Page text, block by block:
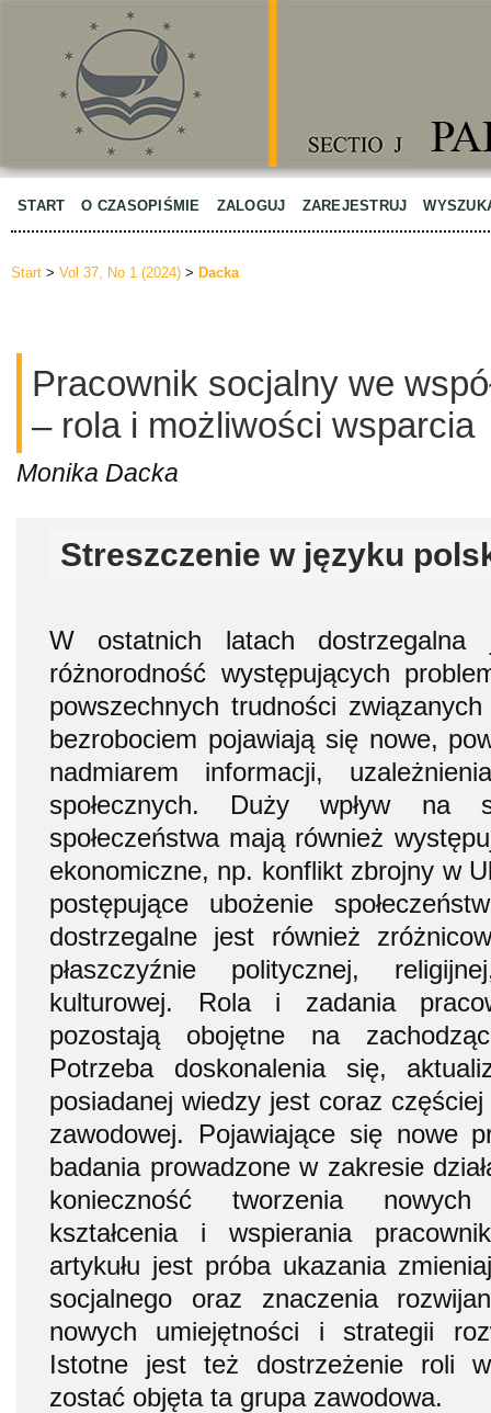
START O CZASOPIŚMIE ZALOGUJ ZAREJESTRUJ
Start > Vol 37, No 1 (2024) > Dacka
Pracownik socjalny we
– rola i możliwości wsparcia
Monika Dacka
Streszczenie w języku
W ostatnich latach
różnorodność występujących
powszechnych trudności
bezrobociem pojawiają się nowe,
nadmiarem informacji,
społecznych. Duży wpływ na
społeczeństwa mają również
ekonomiczne, np. konflikt zbrojny w
postępujące ubożenie
dostrzegalne jest również
płaszczyźnie politycznej,
kulturowej. Rola i zadania
pozostają obojętne na
Potrzeba doskonalenia się,
posiadanej wiedzy jest coraz
zawodowej. Pojawiające się nowe
badania prowadzone w zakresie
konieczność tworzenia
kształcenia i wspierania
artykułu jest próba ukazania
socjalnego oraz znaczenia
nowych umiejętności i strategii
Istotne jest też dostrzeżenie roli
zostać objęta ta grupa zawodowa.